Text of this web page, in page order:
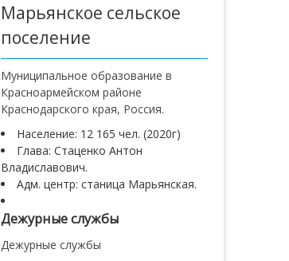
Марьянское сельское
поселение
Муниципальное образование в
Красноармейском районе
Краснодарского края, Россия.
Население: 12 165 чел. (2020г)
Глава: Стаценко Антон
Владиславович.
Адм. центр: станица Марьянская.
Дежурные службы
Дежурные службы